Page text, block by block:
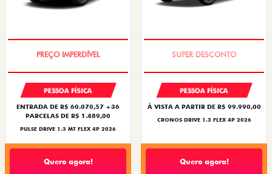
PESSOA FÍSICA
ENTRADA DE R$ 60.070,57 +36
PARCELAS DE R$ 1.489,00
PULSE DRIVE 1.3 MT FLEX 4P 2026
Quero agora!
PESSOA FÍSICA
À VISTA A PARTIR DE R$ 99.990,00
CRONOS DRIVE 1.3 FLEX 4P 2026
Quero agora!